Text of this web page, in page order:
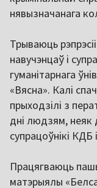
нявызначанага
Трываюць
навучэнцаў і
гуманітарнага
«Вясна». Калі
прыходзілі з
дні людзям,
супрацоўнікі
Працягваюць
матэрыялы